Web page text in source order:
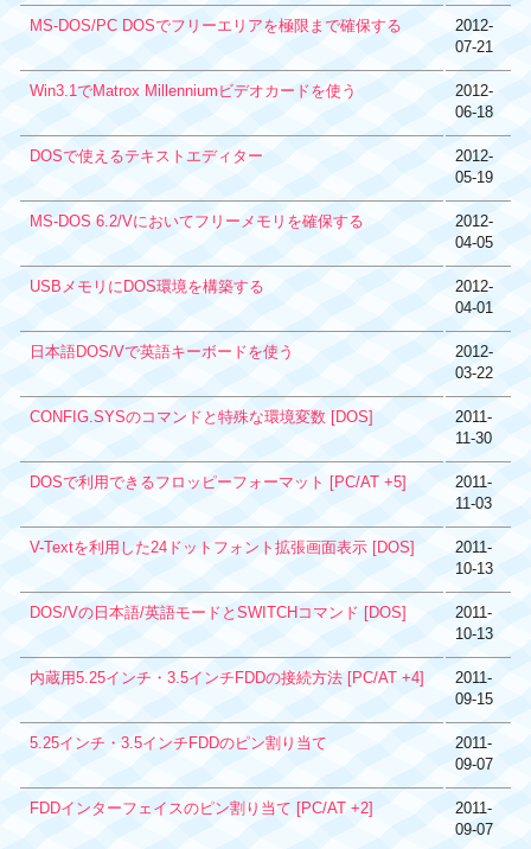
MS-DOS/PC DOSでフリーエリアを極限まで確保する
2012-
07-21
Win3.1でMatrox Millenniumビデオカードを使う
2012-
06-18
DOSで使えるテキストエディター
2012-
05-19
MS-DOS 6.2/Vにおいてフリーメモリを確保する
2012-
04-05
USBメモリにDOS環境を構築する
2012-
04-01
日本語DOS/Vで英語キーボードを使う
2012-
03-22
CONFIG.SYSのコマンドと特殊な環境変数 [DOS]
2011-
11-30
DOSで利用できるフロッピーフォーマット [PC/AT +5]
2011-
11-03
V-Textを利用した24ドットフォント拡張画面表示 [DOS]
2011-
10-13
DOS/Vの日本語/英語モードとSWITCHコマンド [DOS]
2011-
10-13
内蔵用5.25インチ・3.5インチFDDの接続方法 [PC/AT +4]
2011-
09-15
5.25インチ・3.5インチFDDのピン割り当て
2011-
09-07
FDDインターフェイスのピン割り当て [PC/AT +2]
2011-
09-07